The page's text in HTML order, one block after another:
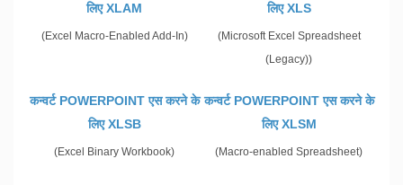
लिए XLAM
(Excel Macro-Enabled Add-In)
लिए XLS
(Microsoft Excel Spreadsheet
(Legacy))
कन्वर्ट POWERPOINT एस करने के
लिए XLSB
(Excel Binary Workbook)
कन्वर्ट POWERPOINT एस करने के
लिए XLSM
(Macro-enabled Spreadsheet)